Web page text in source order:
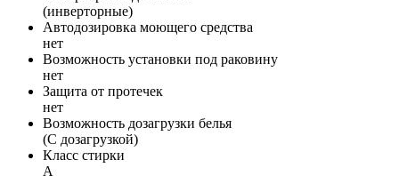
(инверторные)
Автодозировка моющего средства
нет
Возможность установки под раковину
нет
Защита от протечек
нет
Возможность дозагрузки белья
(С дозагрузкой)
Класс стирки
A